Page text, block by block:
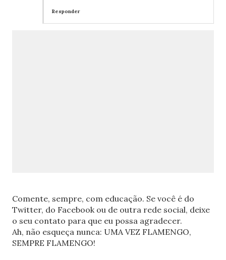
Responder
Comente, sempre, com educação. Se você é do
Twitter, do Facebook ou de outra rede social, deixe
o seu contato para que eu possa agradecer.
Ah, não esqueça nunca: UMA VEZ FLAMENGO,
SEMPRE FLAMENGO!